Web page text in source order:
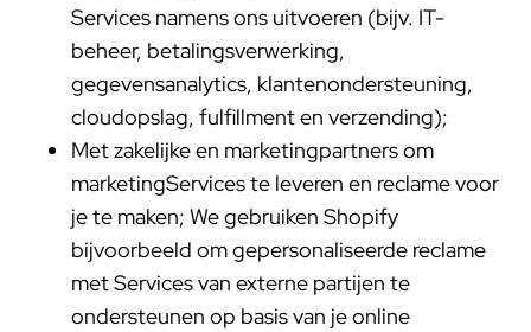
Services namens ons uitvoeren (bijv. IT-
beheer, betalingsverwerking,
gegevensanalytics, klantenondersteuning,
cloudopslag, fulfillment en verzending);
Met zakelijke en marketingpartners om
marketingServices te leveren en reclame voor
je te maken; We gebruiken Shopify
bijvoorbeeld om gepersonaliseerde reclame
met Services van externe partijen te
ondersteunen op basis van je online